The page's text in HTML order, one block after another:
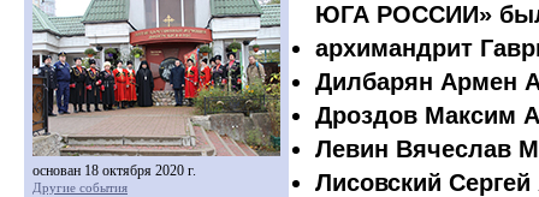
ЮГА РОССИИ»
архимандрит
Дилбарян Армен
Дроздов Максим
Левин Вячеслав
Лисовский
основан 18 октября 2020 г.
Другие события